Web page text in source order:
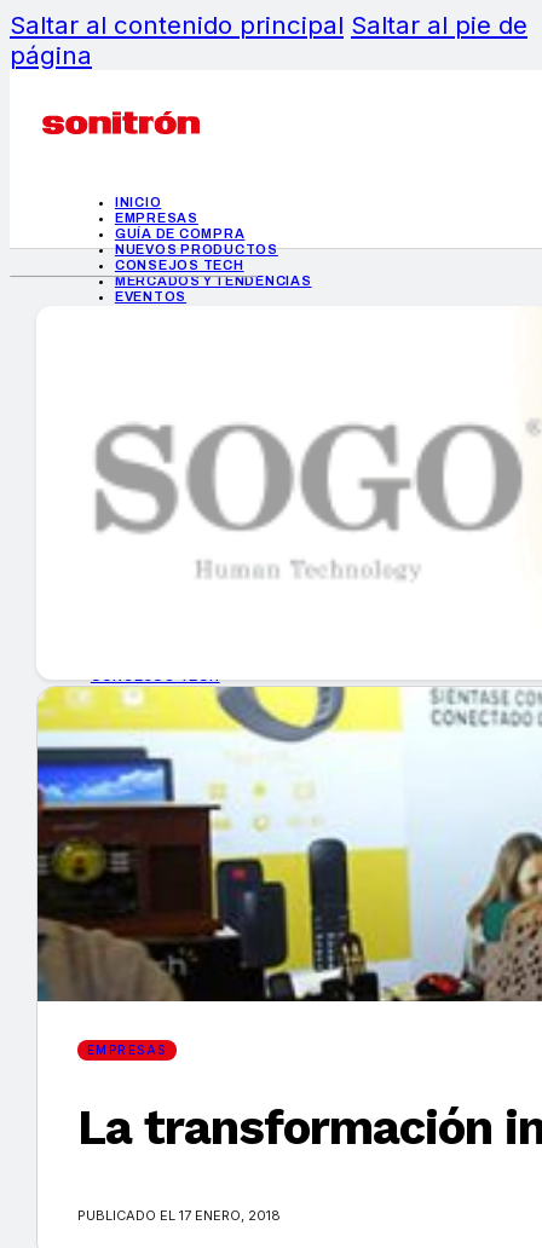
Saltar al contenido principal Saltar al pie de
página
INICIO
EMPRESAS
GUÍA DE COMPRA
NUEVOS PRODUCTOS
CONSEJOS TECH
MERCADOS Y TENDENCIAS
EVENTOS
INICIO
EMPRESAS
GUÍA DE COMPRA
MERCADOS Y TENDENCIAS
EVENTOS
HEMEROTECA
Encuentra tu noticia
EMPRESAS
La transformación
PUBLICADO EL 17 ENERO, 2018